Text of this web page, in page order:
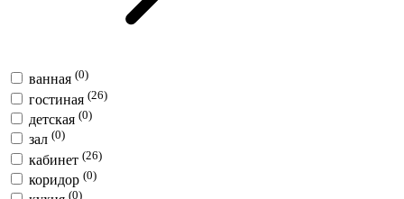
ванная (0)
гостиная (26)
детская (0)
зал (0)
кабинет (26)
коридор (0)
(0)